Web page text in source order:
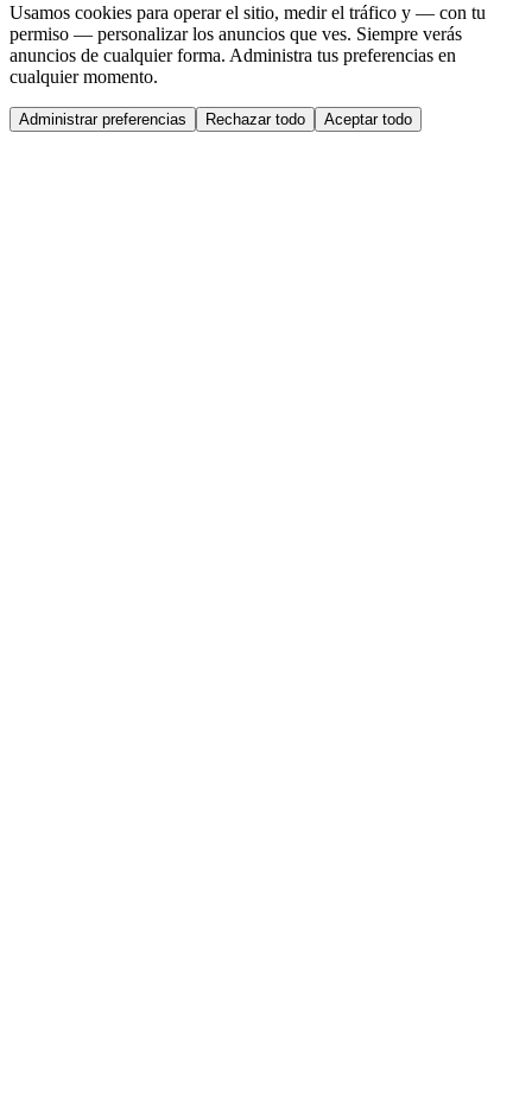
Usamos cookies para operar el sitio, medir el tráfico y — con tu
permiso — personalizar los anuncios que ves. Siempre verás
anuncios de cualquier forma. Administra tus preferencias en
cualquier momento.
Administrar preferencias Rechazar todo Aceptar todo